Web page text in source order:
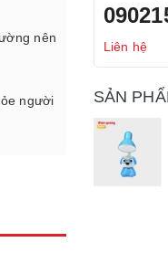
nên
người
Liên hệ
SẢN